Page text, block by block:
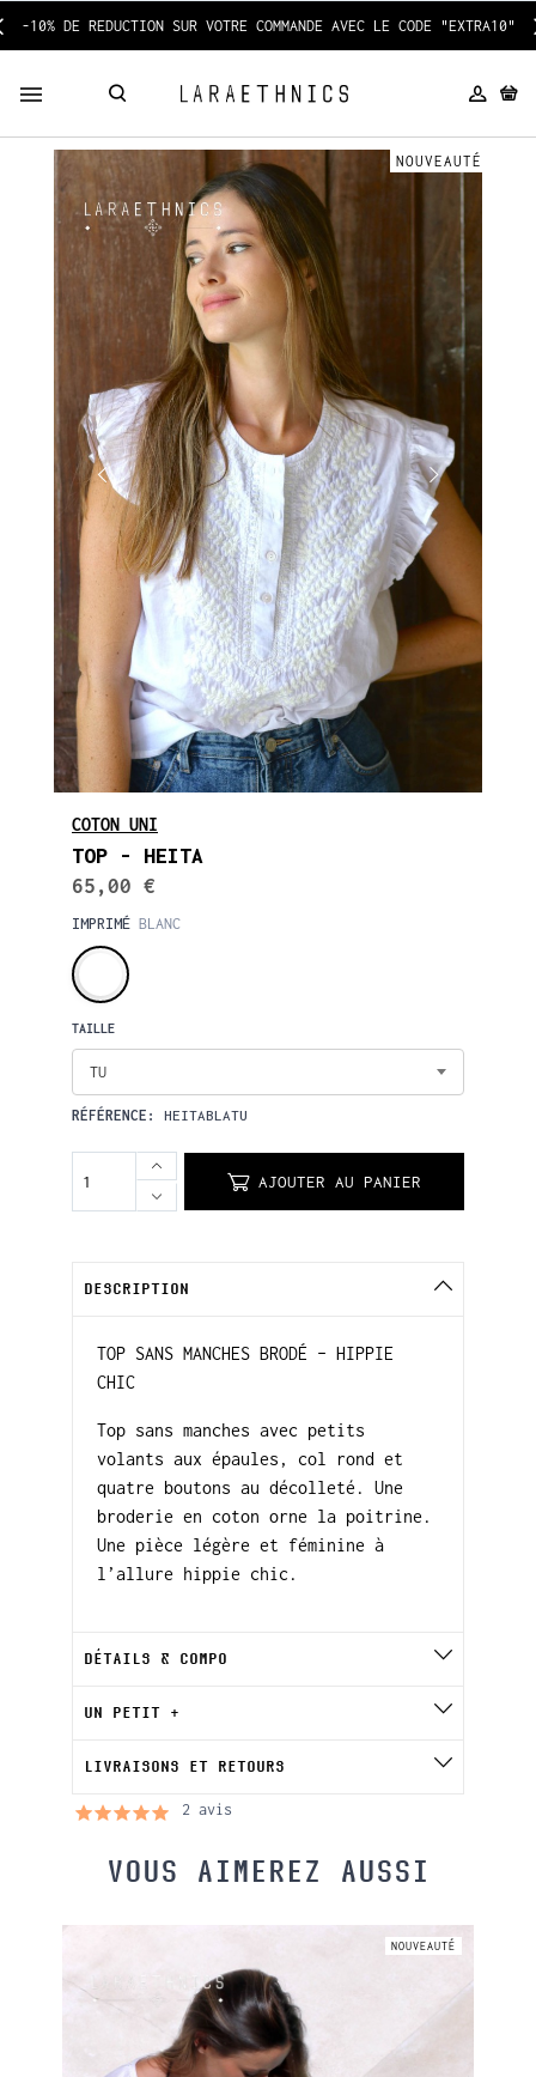
-10% DE REDUCTION SUR VOTRE COMMANDE AVEC LE CODE "EXTRA10"
NOUVEAUTÉ
COTON UNI
TOP - HEITA
65,00 €
IMPRIMÉ BLANC
TAILLE
TU
RÉFÉRENCE: HEITABLATU
AJOUTER AU PANIER
DESCRIPTION
TOP SANS MANCHES BRODÉ – HIPPIE
CHIC
Top sans manches avec petits
volants aux épaules, col rond et
quatre boutons au décolleté. Une
broderie en coton orne la poitrine.
Une pièce légère et féminine à
l’allure hippie chic.
DÉTAILS & COMPO
UN PETIT +
LIVRAISONS ET RETOURS
2 avis
VOUS AIMEREZ AUSSI
NOUVEAUTÉ